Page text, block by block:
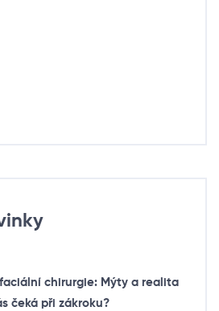
chirurgie: Mýty a realita
čeká při zákroku?